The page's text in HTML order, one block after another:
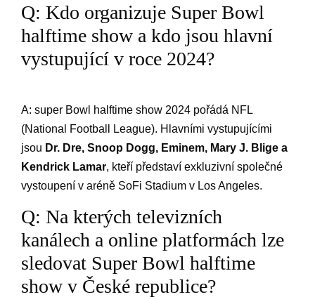
Q: Kdo organizuje Super Bowl
halftime⁤ show​ a kdo⁤ jsou ⁣hlavní​
vystupující v roce ⁤2024?
A: super Bowl halftime show 2024 ⁢pořádá NFL
(National Football ⁣League). Hlavními vystupujícími
jsou Dr. Dre, Snoop Dogg, Eminem, Mary‍ J. Blige a
Kendrick Lamar, kteří představí ⁢exkluzivní společné
vystoupení ​v aréně SoFi Stadium ‍v ​Los⁢ Angeles.
Q: Na kterých ⁣televizních⁣
kanálech a online‍ platformách‌ lze
sledovat Super Bowl ⁤halftime
⁤show v České republice?